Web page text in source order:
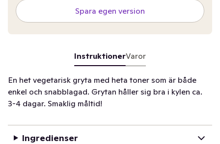
Spara egen version
InstruktionerVaror
En het vegetarisk gryta med heta toner som är både
enkel och snabblagad. Grytan håller sig bra i kylen ca.
3-4 dagar. Smaklig måltid!
Ingredienser